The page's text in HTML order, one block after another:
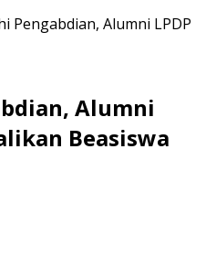
Pengabdian, Alumni LPDP
Alumni
Beasiswa